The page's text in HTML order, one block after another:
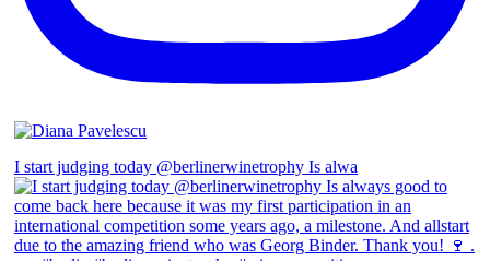
I start judging today @berlinerwinetrophy Is alwa